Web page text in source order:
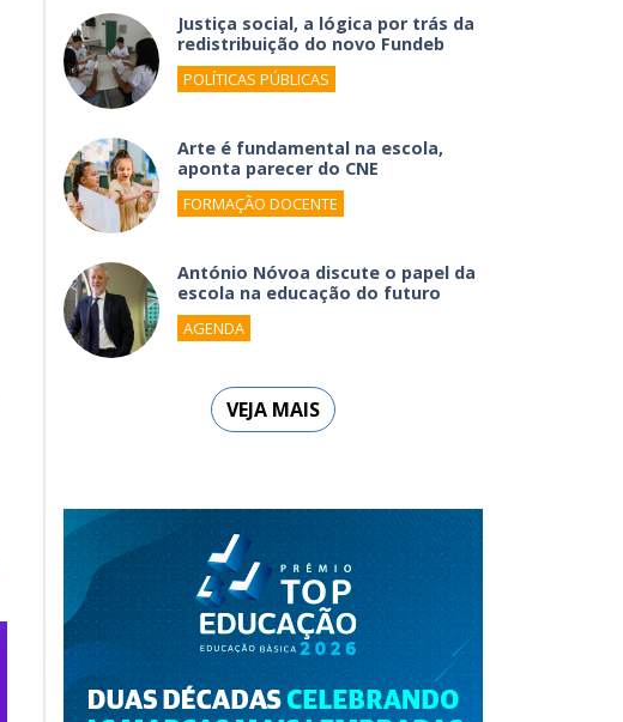
Justiça social, a lógica por trás da
redistribuição do novo Fundeb
POLÍTICAS PÚBLICAS
Arte é fundamental na escola,
aponta parecer do CNE
FORMAÇÃO DOCENTE
António Nóvoa discute o papel da
escola na educação do futuro
AGENDA
VEJA MAIS